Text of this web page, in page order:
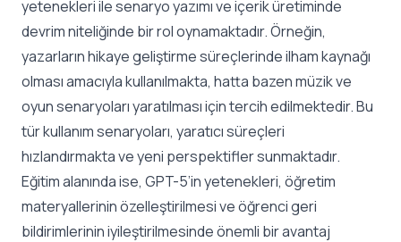
yetenekleri ile senaryo yazımı ve içerik üretiminde
devrim niteliğinde bir rol oynamaktadır. Örneğin,
yazarların hikaye geliştirme süreçlerinde ilham kaynağı
olması amacıyla kullanılmakta, hatta bazen müzik ve
oyun senaryoları yaratılması için tercih edilmektedir. Bu
tür kullanım senaryoları, yaratıcı süreçleri
hızlandırmakta ve yeni perspektifler sunmaktadır.
Eğitim alanında ise, GPT-5’in yetenekleri, öğretim
materyallerinin özelleştirilmesi ve öğrenci geri
bildirimlerinin iyileştirilmesinde önemli bir avantaj